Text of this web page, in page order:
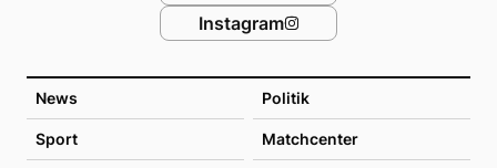
News Politik
Sport Matchcenter
Instagram